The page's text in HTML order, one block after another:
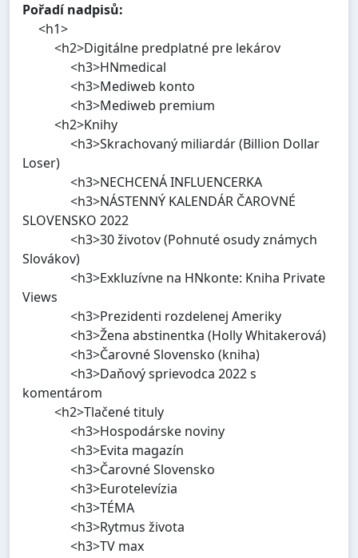
Pořadí nadpisů:
<h1>
<h2>Digitálne predplatné pre lekárov
<h3>HNmedical
<h3>Mediweb konto
<h3>Mediweb premium
<h2>Knihy
<h3>Skrachovaný miliardár (Billion Dollar
Loser)
<h3>NECHCENÁ INFLUENCERKA
<h3>NÁSTENNÝ KALENDÁR ČAROVNÉ
SLOVENSKO 2022
<h3>30 životov (Pohnuté osudy známych
Slovákov)
<h3>Exkluzívne na HNkonte: Kniha Private
Views
<h3>Prezidenti rozdelenej Ameriky
<h3>Žena abstinentka (Holly Whitakerová)
<h3>Čarovné Slovensko (kniha)
<h3>Daňový sprievodca 2022 s
komentárom
<h2>Tlačené tituly
<h3>Hospodárske noviny
<h3>Evita magazín
<h3>Čarovné Slovensko
<h3>Eurotelevízia
<h3>TÉMA
<h3>Rytmus života
<h3>TV max